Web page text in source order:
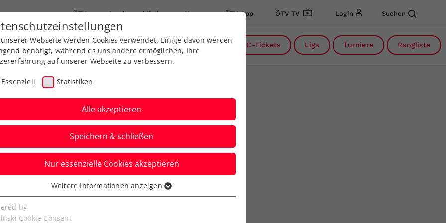
ÖTV Landesverbände News ÖTV App ÖTV TV Login Suchen
Ausbildungen Services Über uns DC-Tickets Liga Turniere Rangliste
win2day Rollstuhl-
in
Webseite werden Cookies verwendet. Einige davon werden
benötigt, während es uns andere ermöglichen, Ihre
auf unserer Webseite zu verbessern.
Essenziell Statistiken
Alle akzeptieren
Speichern & schließen
Nur essenzielle Cookies akzeptieren
Cookies werden für grundlegende Funktionen der
benötigt. Dadurch ist gewährleistet, dass die Webseite
Weitere Informationen anzeigen
by
Cookie Consent